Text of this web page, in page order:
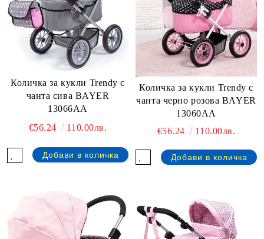
Количка за кукли Trendy с
чанта сива BAYER
13066AA
€56.24
110.00лв.
Количка за кукли Trendy с
чанта черно розова BAYER
13060AA
€56.24
110.00лв.